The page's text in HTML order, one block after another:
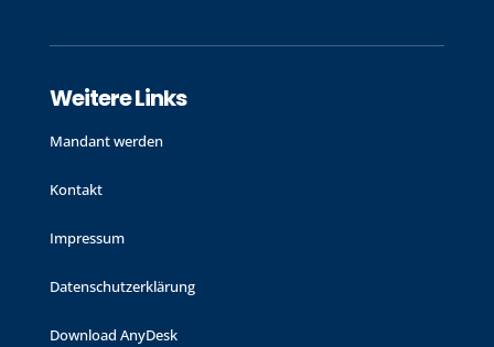
Weitere Links
Mandant werden
Kontakt
Impressum
Datenschutzerklärung
Download AnyDesk